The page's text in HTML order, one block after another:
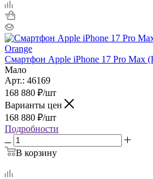
Смартфон Apple iPhone 17 Pro Max
Мало
Арт.: 46169
168 880 ₽/шт
Варианты цен
168 880 ₽/шт
Подробности
В корзину